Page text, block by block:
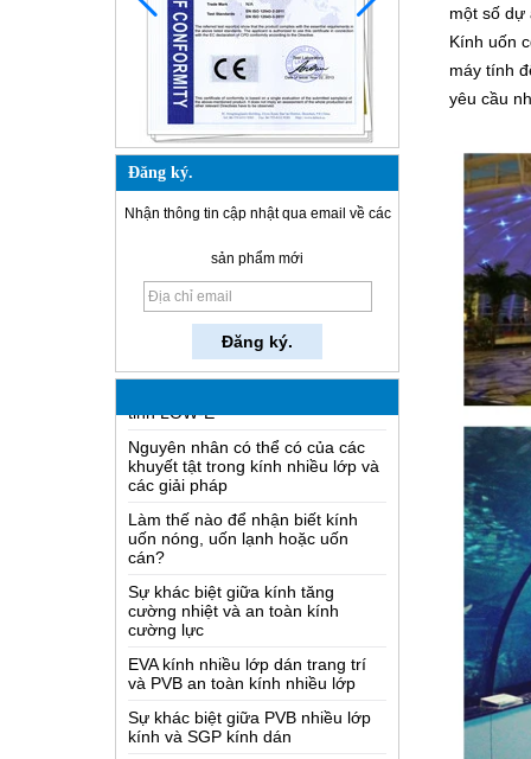
Đăng ký.
Nhận thông tin cập nhật qua email về các
sản phẩm mới
Làm thế nào để một gương hai
làm việc?
Kiến thức toàn diện nhất của thủy
tinh LOW-E
khuyết tật trong kính nhiều lớp và
Làm thế nào để nhận biết kính
uốn nóng, uốn lạnh hoặc uốn
Sự khác biệt giữa kính tăng
cường nhiệt và an toàn kính
EVA kính nhiều lớp dán trang trí
và PVB an toàn kính nhiều lớp
Sự khác biệt giữa PVB nhiều lớp
kính và SGP kính dán
Cái gì có dây thủy tinh?
một số dự
Kính uốn
máy tính
yêu cầu